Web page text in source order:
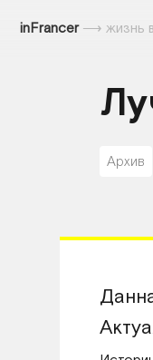
inFrancer⟶ жизнь
Архив